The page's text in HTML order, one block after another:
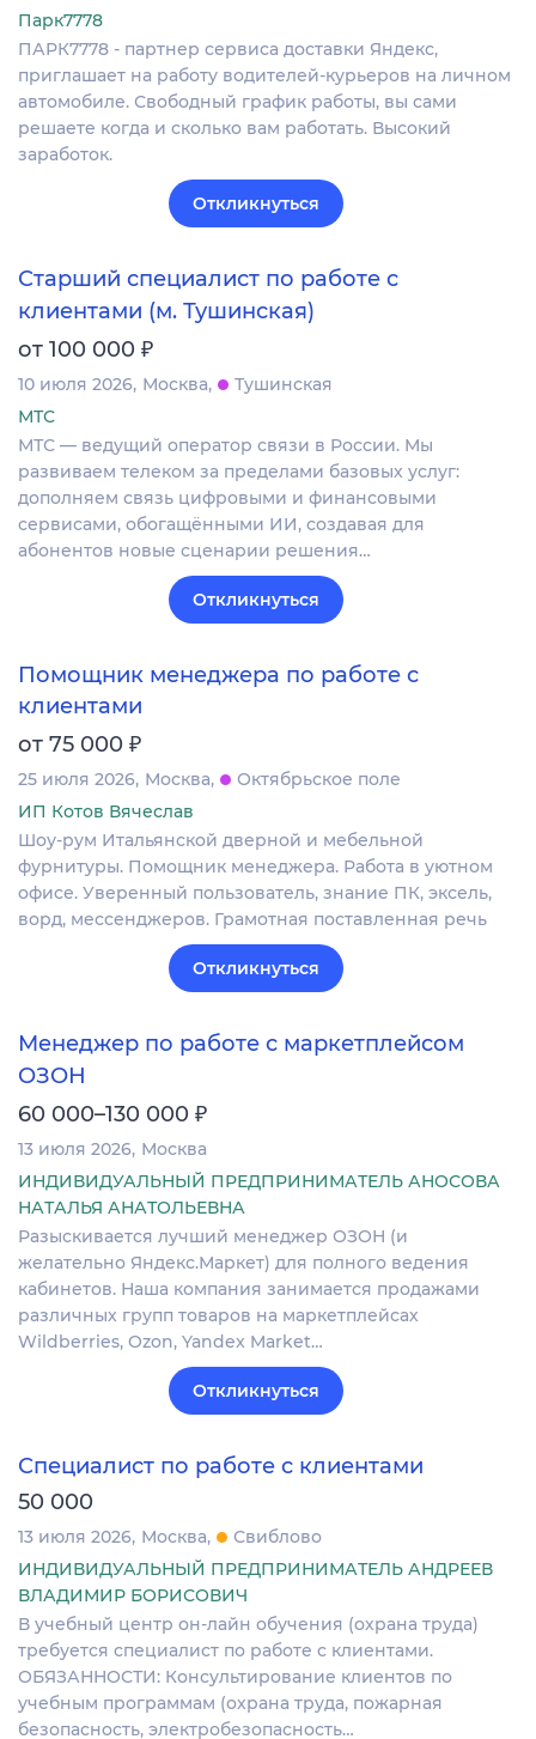
Парк7778
ПАРК7778 - партнер сервиса доставки Яндекс,
приглашает на работу водителей-курьеров на личном
автомобиле. Свободный график работы, вы сами
решаете когда и сколько вам работать. Высокий
заработок.
Откликнуться
Старший специалист по работе с
клиентами (м. Тушинская)
от 100 000 ₽
10 июля 2026 Москва
Тушинская
МТС
МТС — ведущий оператор связи в России. Мы
развиваем телеком за пределами базовых услуг:
дополняем связь цифровыми и финансовыми
сервисами, обогащёнными ИИ, создавая для
абонентов новые сценарии решения…
Откликнуться
Помощник менеджера по работе с
клиентами
от 75 000 ₽
25 июля 2026 Москва
Октябрьское поле
ИП Котов Вячеслав
Шоу-рум Итальянской дверной и мебельной
фурнитуры. Помощник менеджера. Работа в уютном
офисе. Уверенный пользователь, знание ПК, эксель,
ворд, мессенджеров. Грамотная поставленная речь
Откликнуться
Менеджер по работе с маркетплейсом
ОЗОН
60 000–130 000 ₽
13 июля 2026 Москва
ИНДИВИДУАЛЬНЫЙ ПРЕДПРИНИМАТЕЛЬ АНОСОВА
НАТАЛЬЯ АНАТОЛЬЕВНА
Разыскивается лучший менеджер ОЗОН (и
желательно Яндекс.Маркет) для полного ведения
кабинетов. Наша компания занимается продажами
различных групп товаров на маркетплейсах
Wildberries, Ozon, Yandex Market…
Откликнуться
Специалист по работе с клиентами
50 000
13 июля 2026 Москва
Свиблово
ИНДИВИДУАЛЬНЫЙ ПРЕДПРИНИМАТЕЛЬ АНДРЕЕВ
ВЛАДИМИР БОРИСОВИЧ
В учебный центр он-лайн обучения (охрана труда)
требуется специалист по работе с клиентами.
ОБЯЗАННОСТИ: Консультирование клиентов по
учебным программам (охрана труда, пожарная
безопасность, электробезопасность…